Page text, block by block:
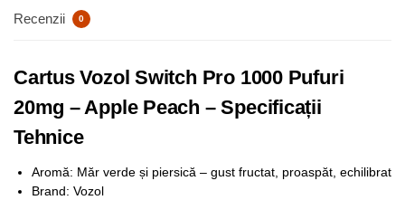
Recenzii 0
Cartus Vozol Switch Pro 1000 Pufuri
20mg – Apple Peach – Specificații
Tehnice
Aromă: Măr verde și piersică – gust fructat, proaspăt, echilibrat
Brand: Vozol